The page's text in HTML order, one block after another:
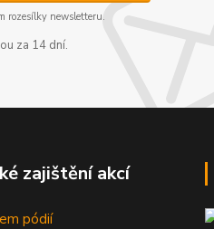
rozesílky newsletteru.
za 14 dní.
zajištění akcí
pódií